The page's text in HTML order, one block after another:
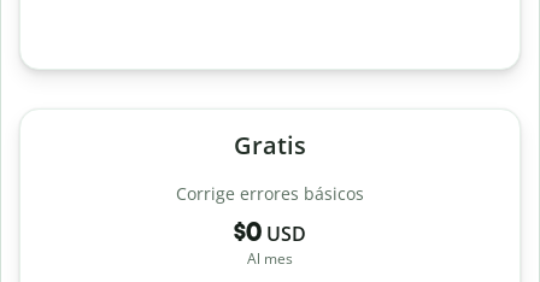
Gratis
Corrige errores básicos
$0 USD
Al mes